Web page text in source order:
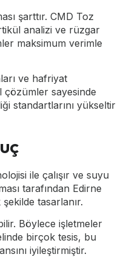
şarttır. CMD Toz
analizi ve rüzgar
maksimum verimle
ve hafriyat
sayesinde
standartlarını yükseltir
ile çalışır ve suyu
tarafından Edirne
tasarlanır.
Böylece işletmeler
birçok tesis, bu
iyileştirmiştir.